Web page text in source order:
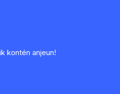
kontén anjeun!